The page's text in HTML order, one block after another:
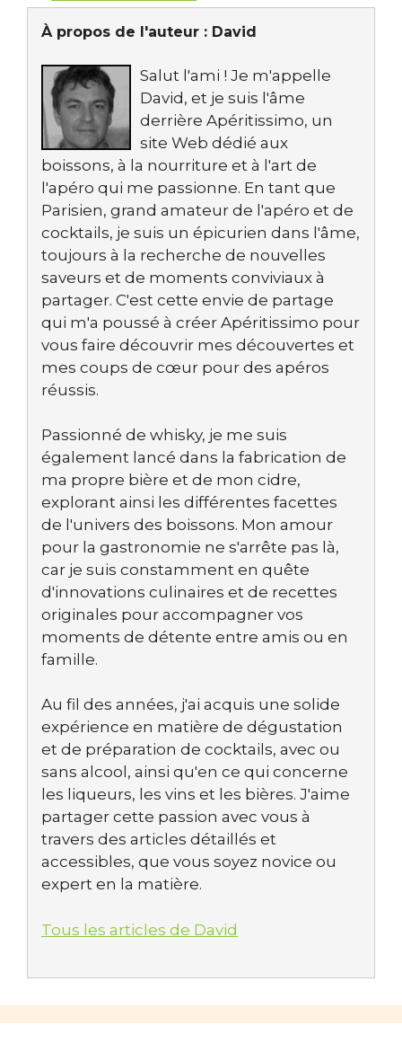
À propos de l'auteur : David
Salut l'ami ! Je m'appelle
David, et je suis l'âme
derrière Apéritissimo, un
site Web dédié aux
boissons, à la nourriture et à l'art de
l'apéro qui me passionne. En tant que
Parisien, grand amateur de l'apéro et de
cocktails, je suis un épicurien dans l'âme,
toujours à la recherche de nouvelles
saveurs et de moments conviviaux à
partager. C'est cette envie de partage
qui m'a poussé à créer Apéritissimo pour
vous faire découvrir mes découvertes et
mes coups de cœur pour des apéros
réussis.
Passionné de whisky, je me suis
également lancé dans la fabrication de
ma propre bière et de mon cidre,
explorant ainsi les différentes facettes
de l'univers des boissons. Mon amour
pour la gastronomie ne s'arrête pas là,
car je suis constamment en quête
d'innovations culinaires et de recettes
originales pour accompagner vos
moments de détente entre amis ou en
famille.
Au fil des années, j'ai acquis une solide
expérience en matière de dégustation
et de préparation de cocktails, avec ou
sans alcool, ainsi qu'en ce qui concerne
les liqueurs, les vins et les bières. J'aime
partager cette passion avec vous à
travers des articles détaillés et
accessibles, que vous soyez novice ou
expert en la matière.
Tous les articles de David